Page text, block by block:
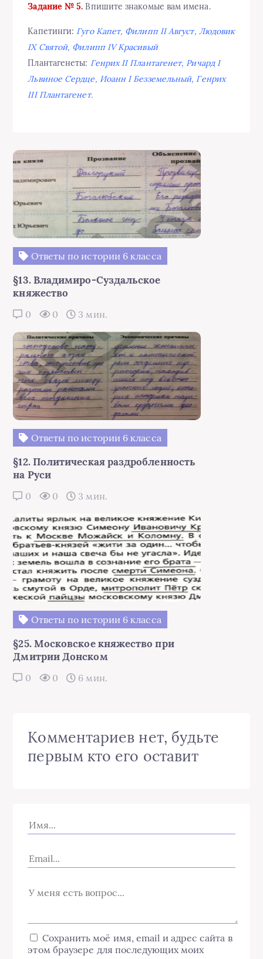
Задание № 5. Впишите знакомые вам имена.
Капетинги: Гуго Капет, Филипп II Август, Людовик
IX Святой, Филипп IV Красивый
Плантагенеты: Генрих II Плантагенет, Ричард I
Львиное Сердце, Иоанн I Безземельный, Генрих
III Плантагенет.
Ответы по истории 6 класса
§13. Владимиро-Суздальское
княжество
0 0 3 мин.
Ответы по истории 6 класса
§12. Политическая раздробленность
на Руси
0 0 3 мин.
Ответы по истории 6 класса
§25. Московское княжество при
Дмитрии Донском
0 0 6 мин.
Комментариев нет, будьте
первым кто его оставит
Сохранить моё имя, email и адрес сайта в
этом браузере для последующих моих